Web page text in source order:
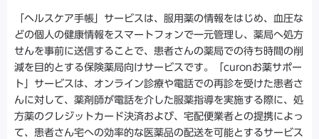
「ヘルスケア手帳」サービスは、服用薬の情報をはじめ、血圧な
どの個人の健康情報をスマートフォンで一元管理し、薬局へ処方
せんを事前に送信することで、患者さんの薬局での待ち時間の削
減を目的とする保険薬局向けサービスです。「curonお薬サポー
ト」サービスは、オンライン診療や電話での再診を受けた患者さ
んに対して、薬剤師が電話を介した服薬指導を実施する際に、処
方薬のクレジットカード決済および、宅配便業者との提携によっ
て、患者さん宅への効率的な医薬品の配送を可能とするサービス